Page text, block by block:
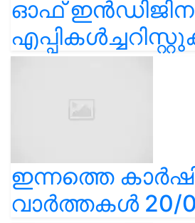
ഓഫ്
ഇന്നത്തെ
വാർത്തകൾ 20/